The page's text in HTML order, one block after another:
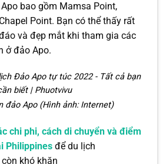
bao gồm Mamsa Point,
Point. Bạn có thể thấy rất
và đẹp mắt khi tham gia các
ở đảo Apo.
đảo Apo (Hình ảnh: Internet)
chi phi, cách di chuyển và điểm
Philippines để du lịch
khó khăn